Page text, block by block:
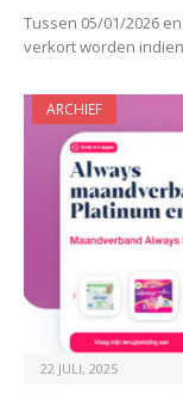
Tussen 05/01/2026
verkort worden
ARCHIEF
22 JULI, 2025